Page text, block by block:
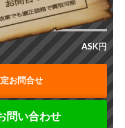
ASK 円
ASK円
お問合せ
問い合わせ